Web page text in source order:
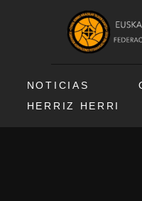
NOTICIAS
HERRIZ HERRI